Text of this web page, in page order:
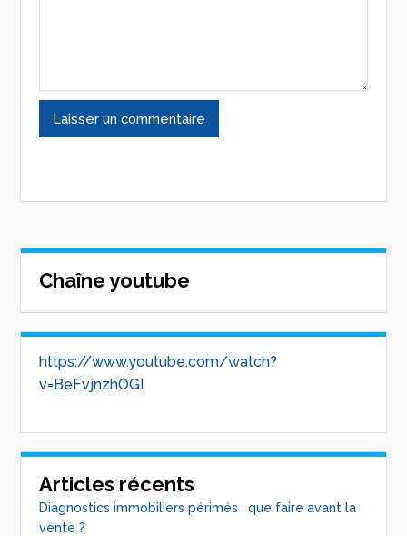
Chaîne youtube
https://www.youtube.com/watch?
v=BeFvjnzhOGI
Articles récents
Diagnostics immobiliers périmés : que faire avant la
vente ?